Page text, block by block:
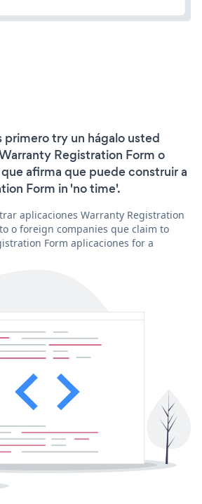
primero try un hágalo usted
Registration Form o
afirma que puede construir a
Form in 'no time'.
aplicaciones Warranty Registration
o foreign companies que claim to
Form aplicaciones for a